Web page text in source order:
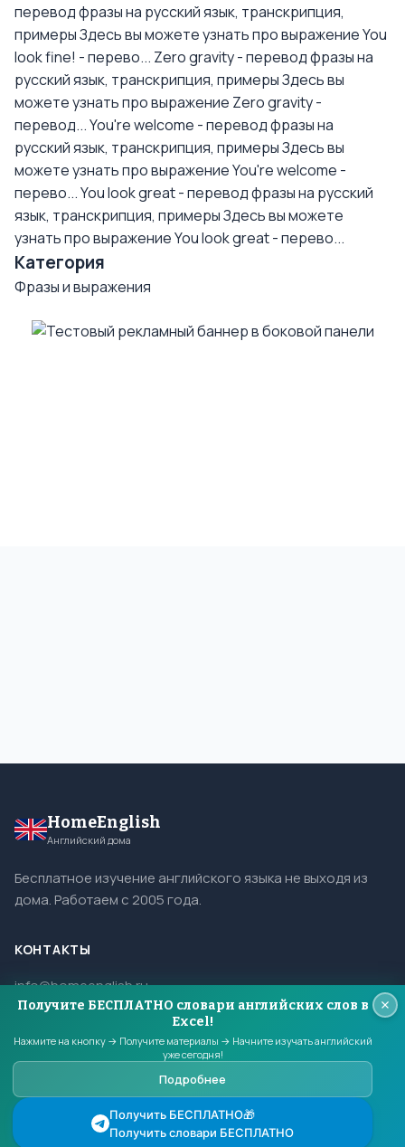
перевод фразы на русский язык, транскрипция,
примерыЗдесь вы можете узнать про выражение You
look fine! - перево... Zero gravity - перевод фразы на
русский язык, транскрипция, примерыЗдесь вы
можете узнать про выражение Zero gravity -
перевод...You're welcome - перевод фразы на
русский язык, транскрипция, примерыЗдесь вы
можете узнать про выражение You're welcome -
перево...You look great - перевод фразы на русский
язык, транскрипция, примерыЗдесь вы можете
узнать про выражение You look great - перево...
Категория
Фразы и выражения
HomeEnglish
Английский дома
Бесплатное изучение английского языка не выходя из
дома. Работаем с 2005 года.
КОНТАКТЫ
info@homeenglish.ru
ВКонтакте
© 2005–2026 HomeEnglish. Все права защищены.
Копирование материалов сайта запрещено.
Получите БЕСПЛАТНО словари английских слов в
Excel!
Нажмите на кнопку → Получите материалы → Начните изучать английский
уже сегодня!
Подробнее
Получить БЕСПЛАТНО🎁
Получить словари БЕСПЛАТНО